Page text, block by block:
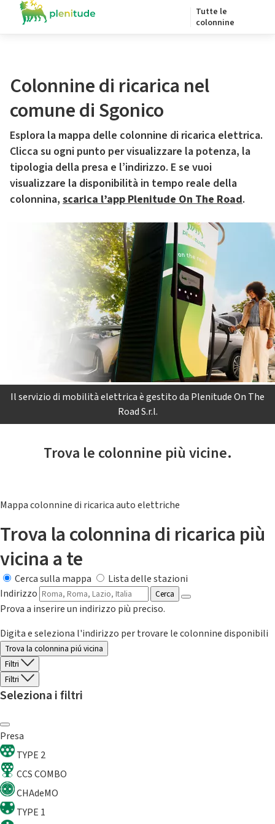
Tutte le
colonnine
Colonnine di ricarica nel
comune di Sgonico
Esplora la mappa delle colonnine di ricarica elettrica.
Clicca su ogni punto per visualizzare la potenza, la
tipologia della presa e l’indirizzo. E se vuoi
visualizzare la disponibilità in tempo reale della
colonnina, scarica l’app Plenitude On The Road.
Il servizio di mobilità elettrica è gestito da Plenitude On The
Road S.r.l.
Trova le colonnine più vicine.
Mappa colonnine di ricarica auto elettriche
Trova la colonnina di ricarica più
vicina a te
Cerca sulla mappa
Lista delle stazioni
Indirizzo
Cerca
Prova a inserire un indirizzo più preciso.
Digita e seleziona l'indirizzo per trovare le colonnine disponibili
Trova la colonnina piú vicina
Filtri
Filtri
Seleziona i filtri
Presa
TYPE 2
CCS COMBO
CHAdeMO
TYPE 1